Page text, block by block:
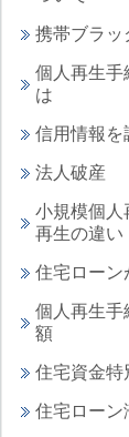
携帯ブラッ
個人再生手
は
信用情報を
法人破産
小規模個人
再生の違い
住宅ローン
個人再生手
額
住宅資金特
住宅ローン